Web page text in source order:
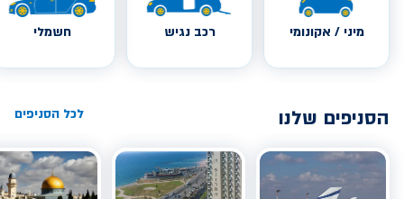
מיני / אקונומי רכב נגיש חשמלי
הסניפים שלנו לכל הסניפים